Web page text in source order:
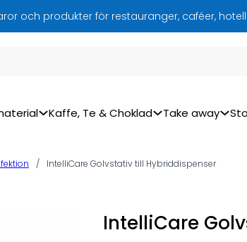
och produkter för restauranger, caféer,
Kaffe, Te & Choklad Take away
/ IntelliCare Golvstativ till Hybriddispenser
IntelliCare